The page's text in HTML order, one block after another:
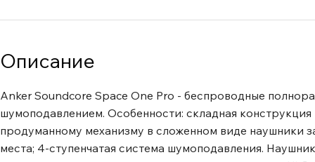
Описание
Anker Soundcore Space One Pro - беспроводные
шумоподавлением. Особенности: складная конструкция
продуманному механизму в сложенном виде наушники
места; 4-ступенчатая система шумоподавления.